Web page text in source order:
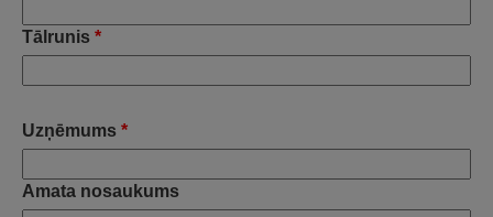
Tālrunis *
Uzņēmums *
Amata nosaukums